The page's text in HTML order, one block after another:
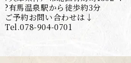
?有馬温泉駅から徒歩約3分
ご予約お問い合わせは↓
Tel.078-904-0701